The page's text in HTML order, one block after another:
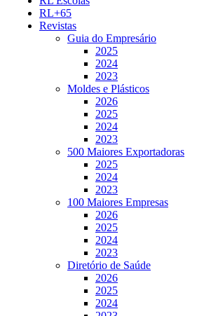
RL+65
Revistas
Guia do Empresário
2025
2024
2023
Moldes e Plásticos
2026
2025
2024
2023
500 Maiores Exportadoras
2025
2024
2023
100 Maiores Empresas
2026
2025
2024
2023
Diretório de Saúde
2026
2025
2024